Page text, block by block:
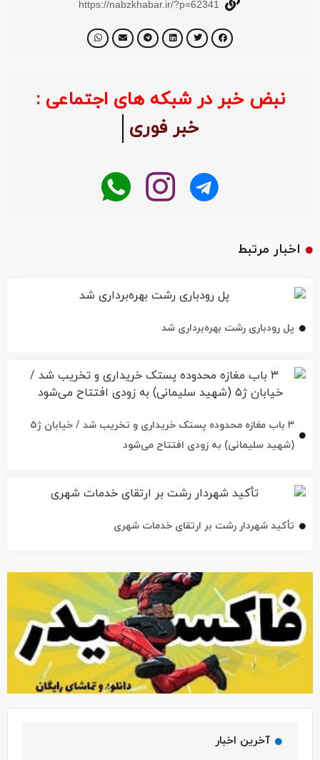
https://nabzkhabar.ir/?p=62341
نبض خبر در شبکه های اجتماعی :
خبر فوری
اخبار مرتبط
پل رودباری رشت بهره‌برداری شد
۳ باب مغازه محدوده پستک خریداری و تخریب شد / خیابان ژ۵
(شهید سلیمانی) به زودی افتتاح می‌شود
تأکید شهردار رشت بر ارتقای خدمات شهری
آخرین اخبار